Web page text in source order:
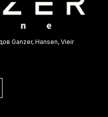
Ganzer, Hansen, Vieir